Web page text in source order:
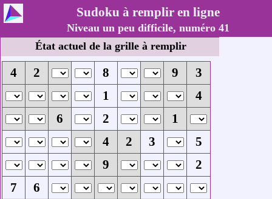
Sudoku à remplir en ligne
Niveau un peu difficile, numéro 41
État actuel de la grille à remplir
4 2 8 9
3
1
4
6
2
1
4
2 3
5
9
2
7
6